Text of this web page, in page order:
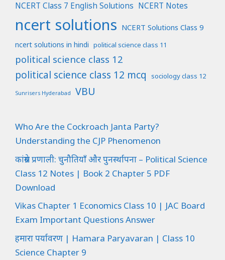
NCERT Class 7 English Solutions NCERT Notes
ncert solutions NCERT Solutions Class 9
ncert solutions in hindi political science class 11
political science class 12
political science class 12 mcq sociology class 12
Sunrisers Hyderabad VBU
Who Are the Cockroach Janta Party?
Understanding the CJP Phenomenon
कांग्रेस प्रणाली: चुनौतियाँ और पुनर्स्थापना – Political Science
Class 12 Notes | Book 2 Chapter 5 PDF
Download
Vikas Chapter 1 Economics Class 10 | JAC Board
Exam Important Questions Answer
हमारा पर्यावरण | Hamara Paryavaran | Class 10
Science Chapter 9